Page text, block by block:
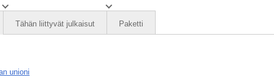
Tähän liittyvät julkaisut Paketti
unioni